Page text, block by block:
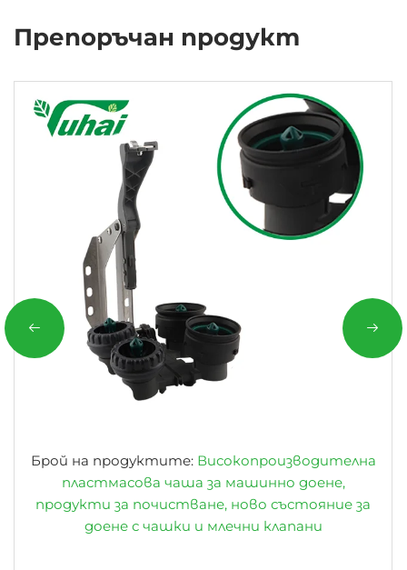
Препоръчан продукт
Брой на продуктите:Високопроизводителна
пластмасова чаша за машинно доене,
продукти за почистване, ново състояние за
доене с чашки и млечни клапани